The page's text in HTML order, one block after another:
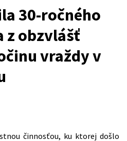
30-ročného
z obzvlášť
vraždy v
činnosťou, ku ktorej došlo